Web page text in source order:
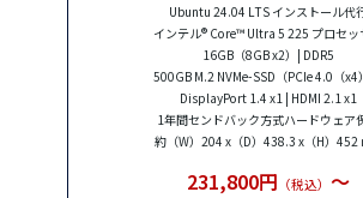
Ubuntu 24.04 LTS インストール代
インテル® Core™ Ultra 5 225 プロセッ
16GB（8GB x2）| DDR5
500GB M.2 NVMe-SSD（PCIe 4.0（x4
DisplayPort 1.4 x1 | HDMI 2.1 x1
1年間センドバック方式ハードウェア
約（W）204 x（D）438.3 x（H）452
231,800円 （税込） 〜